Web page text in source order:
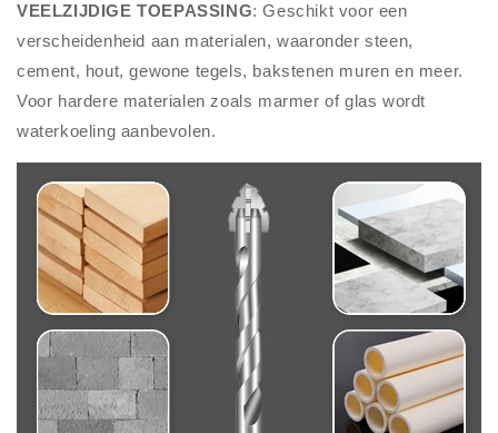
VEELZIJDIGE TOEPASSING: Geschikt voor een
verscheidenheid aan materialen, waaronder steen,
cement, hout, gewone tegels, bakstenen muren en meer.
Voor hardere materialen zoals marmer of glas wordt
waterkoeling aanbevolen.